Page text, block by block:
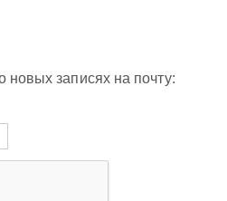
новых записях на почту: